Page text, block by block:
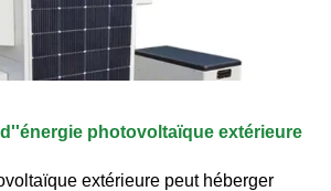
photovoltaïque extérieure
extérieure peut héberger